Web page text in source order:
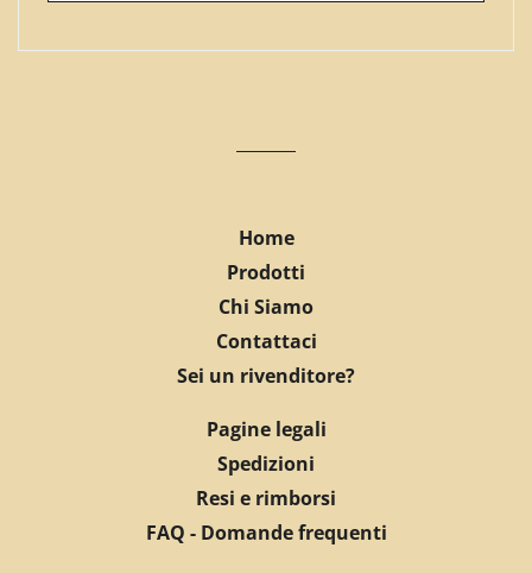
Home
Prodotti
Chi Siamo
Contattaci
Sei un rivenditore?
Pagine legali
Spedizioni
Resi e rimborsi
FAQ - Domande frequenti